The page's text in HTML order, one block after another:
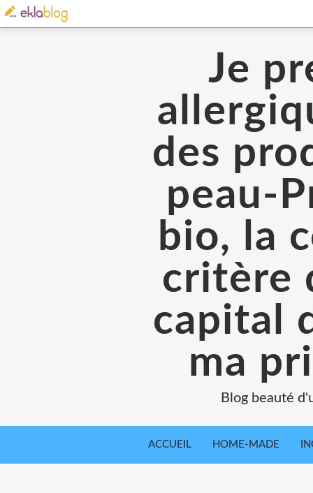
Je
des
peau-
bio, la
critère
capital
ma
Blog beauté
ACCUEIL HOME-MADE